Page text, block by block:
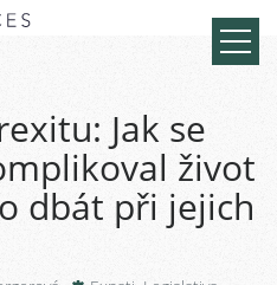
Jak se
život
dbát při jejich